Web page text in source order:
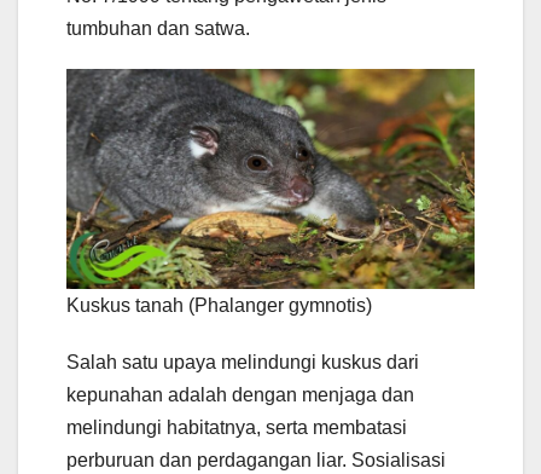
tumbuhan dan satwa.
Kuskus tanah (Phalanger gymnotis)
Salah satu upaya melindungi kuskus dari
kepunahan adalah dengan menjaga dan
melindungi habitatnya, serta membatasi
perburuan dan perdagangan liar. Sosialisasi